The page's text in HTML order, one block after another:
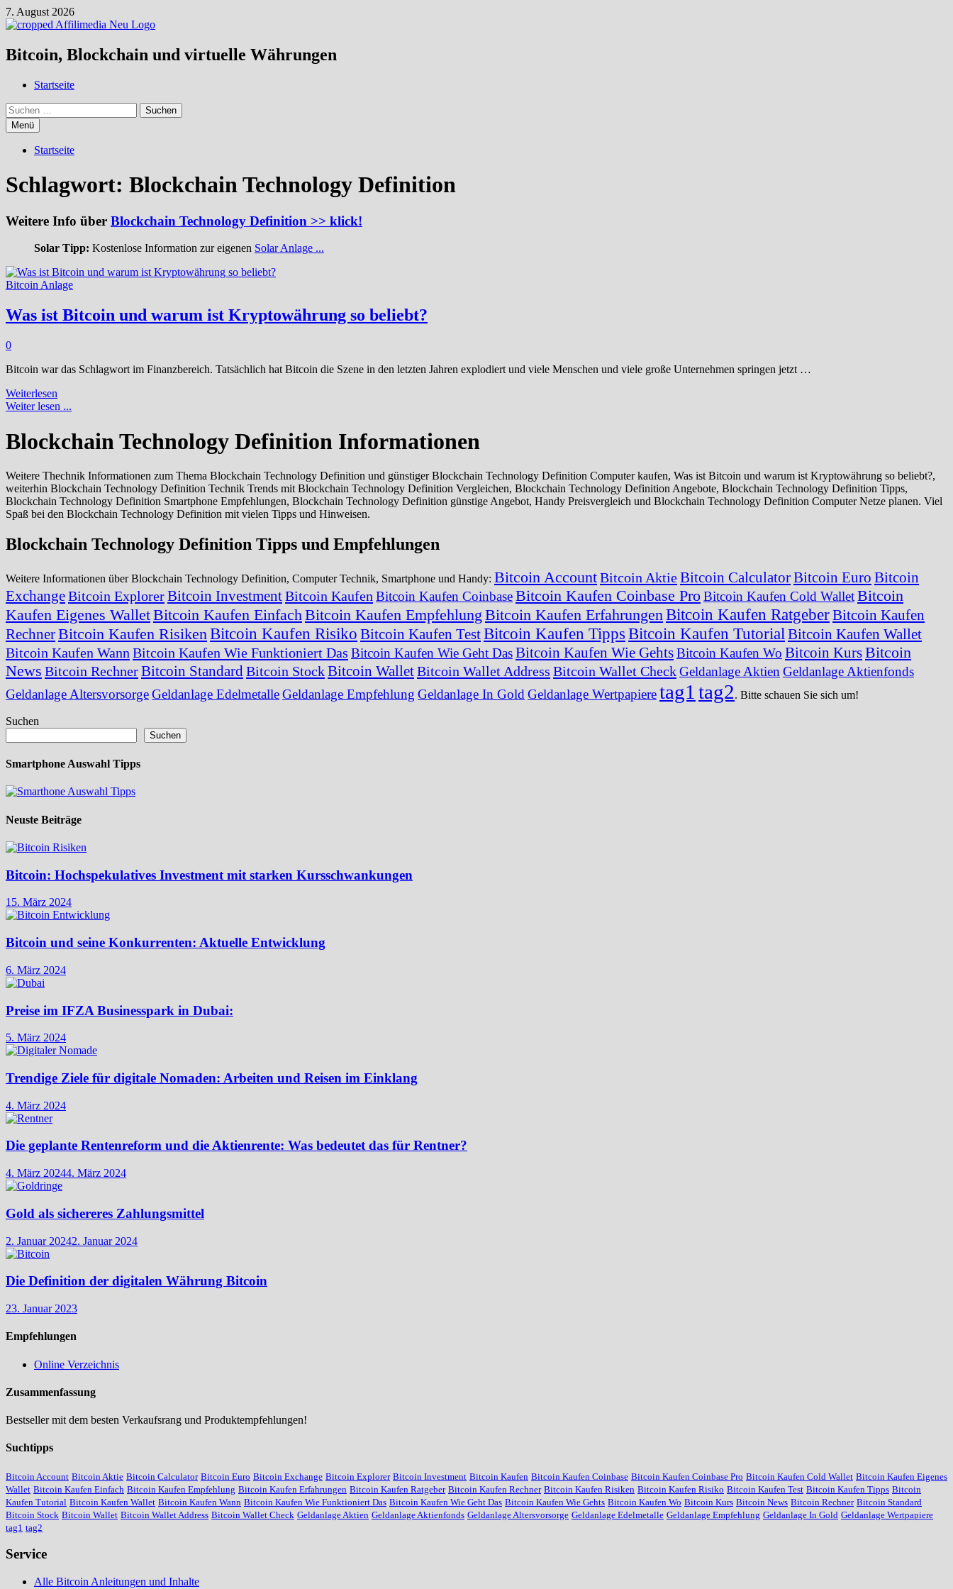
Zum
Inhalt
7. August 2026
Bitcoin, Blockchain und virtuelle Währungen
Startseite
Suchen
nach:
Menü
Startseite
Schlagwort: Blockchain Technology Definition
Weitere Info über Blockchain Technology Definition >> klick!
Solar Tipp: Kostenlose Information zur eigenen Solar Anlage ...
Bitcoin Anlage
Was ist Bitcoin und warum ist Kryptowährung so beliebt?
0
Bitcoin war das Schlagwort im Finanzbereich. Tatsächlich hat Bitcoin die Szene in den letzten Jahren explodiert und viele Menschen und viele große Unternehmen springen jetzt …
Was
ist
und
warum
Kryptowährung
so
beliebt?
Weiterlesen
Weiter lesen ...
Blockchain Technology Definition Informationen
Weitere Thechnik Informationen zum Thema Blockchain Technology Definition und günstiger Blockchain Technology Definition Computer kaufen, Was ist Bitcoin und warum ist Kryptowährung so beliebt?,
weiterhin Blockchain Technology Definition Technik Trends mit Blockchain Technology Definition Vergleichen, Blockchain Technology Definition Angebote, Blockchain Technology Definition Tipps,
Blockchain Technology Definition Smartphone Empfehlungen, Blockchain Technology Definition günstige Angebot, Handy Preisvergleich und Blockchain Technology Definition Computer Netze planen. Viel
Spaß bei den Blockchain Technology Definition mit vielen Tipps und Hinweisen.
Blockchain Technology Definition Tipps und Empfehlungen
Weitere Informationen über Blockchain Technology Definition, Computer Technik, Smartphone und Handy: Bitcoin AccountBitcoin AktieBitcoin CalculatorBitcoin Euro Bitcoin
ExchangeBitcoin ExplorerBitcoin InvestmentBitcoin Kaufen Bitcoin Kaufen CoinbaseBitcoin Kaufen Coinbase ProBitcoin Kaufen Cold WalletBitcoin
Kaufen Eigenes WalletBitcoin Kaufen Einfach Bitcoin Kaufen Empfehlung Bitcoin Kaufen Erfahrungen Bitcoin Kaufen RatgeberBitcoin Kaufen
RechnerBitcoin Kaufen Risiken Bitcoin Kaufen Risiko Bitcoin Kaufen TestBitcoin Kaufen TippsBitcoin Kaufen Tutorial Bitcoin Kaufen Wallet
Bitcoin Kaufen Wann Bitcoin Kaufen Wie Funktioniert Das Bitcoin Kaufen Wie Geht DasBitcoin Kaufen Wie GehtsBitcoin Kaufen Wo Bitcoin KursBitcoin
News Bitcoin RechnerBitcoin StandardBitcoin StockBitcoin WalletBitcoin Wallet Address Bitcoin Wallet CheckGeldanlage Aktien Geldanlage Aktienfonds
Geldanlage AltersvorsorgeGeldanlage EdelmetalleGeldanlage Empfehlung Geldanlage In Gold Geldanlage Wertpapieretag1 tag2. Bitte schauen Sie sich um!
Suchen
Suchen
Smartphone Auswahl Tipps
Neuste Beiträge
Bitcoin: Hochspekulatives Investment mit starken Kursschwankungen
15. März 2024
Bitcoin und seine Konkurrenten: Aktuelle Entwicklung
6. März 2024
Preise im IFZA Businesspark in Dubai:
5. März 2024
Trendige Ziele für digitale Nomaden: Arbeiten und Reisen im Einklang
4. März 2024
Die geplante Rentenreform und die Aktienrente: Was bedeutet das für Rentner?
4. März 20244. März 2024
Gold als sichereres Zahlungsmittel
2. Januar 20242. Januar 2024
Die Definition der digitalen Währung Bitcoin
23. Januar 2023
Empfehlungen
Online Verzeichnis
Zusammenfassung
Bestseller mit dem besten Verkaufsrang und Produktempfehlungen!
Suchtipps
Bitcoin Account Bitcoin Aktie Bitcoin Calculator Bitcoin Euro Bitcoin Exchange Bitcoin Explorer Bitcoin Investment Bitcoin Kaufen Bitcoin Kaufen Coinbase Bitcoin Kaufen Coinbase Pro Bitcoin Kaufen Cold Wallet Bitcoin Kaufen Eigenes
Wallet Bitcoin Kaufen Einfach Bitcoin Kaufen Empfehlung Bitcoin Kaufen Erfahrungen Bitcoin Kaufen Ratgeber Bitcoin Kaufen Rechner Bitcoin Kaufen Risiken Bitcoin Kaufen Risiko Bitcoin Kaufen Test Bitcoin Kaufen Tipps Bitcoin
Kaufen Tutorial Bitcoin Kaufen Wallet Bitcoin Kaufen Wann Bitcoin Kaufen Wie Funktioniert Das Bitcoin Kaufen Wie Geht Das Bitcoin Kaufen Wie Gehts Bitcoin Kaufen Wo Bitcoin Kurs Bitcoin News Bitcoin Rechner Bitcoin Standard
Bitcoin Stock Bitcoin Wallet Bitcoin Wallet Address Bitcoin Wallet Check Geldanlage Aktien Geldanlage Aktienfonds Geldanlage Altersvorsorge Geldanlage Edelmetalle Geldanlage Empfehlung Geldanlage In Gold Geldanlage Wertpapiere
tag1 tag2
Service
Alle Bitcoin Anleitungen und Inhalte